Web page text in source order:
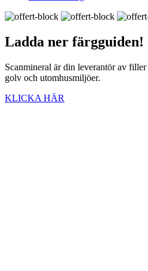
Ladda ner färgguiden!
Scanmineral är din leverantör av
golv och utomhusmiljöer.
KLICKA HÄR